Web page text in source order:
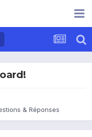
& Réponses